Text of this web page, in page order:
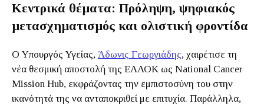
Κεντρικά θέματα: Πρόληψη, ψηφιακός
μετασχηματισμός και ολιστική φροντίδα
Ο Υπουργός Υγείας, Άδωνις Γεωργιάδης, χαιρέτισε τη
νέα θεσμική αποστολή της ΕΛΛΟΚ ως National Cancer
Mission Hub, εκφράζοντας την εμπιστοσύνη του στην
ικανότητά της να ανταποκριθεί με επιτυχία. Παράλληλα,